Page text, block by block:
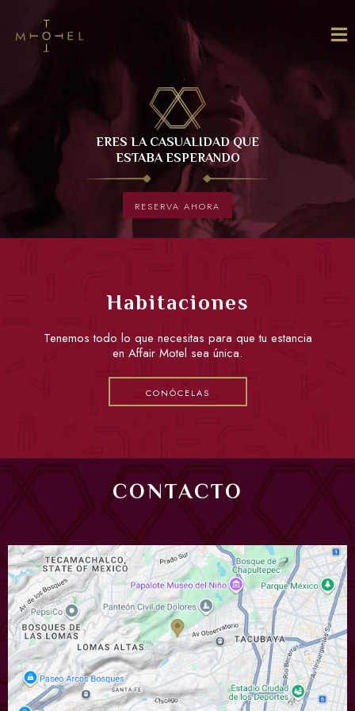
ERES LA CASUALIDAD QUE
ESTABA ESPERANDO
RESERVA AHORA
Habitaciones
Tenemos todo lo que necesitas para que tu estancia
en Affair Motel sea única.
CONÓCELAS
CONTACTO